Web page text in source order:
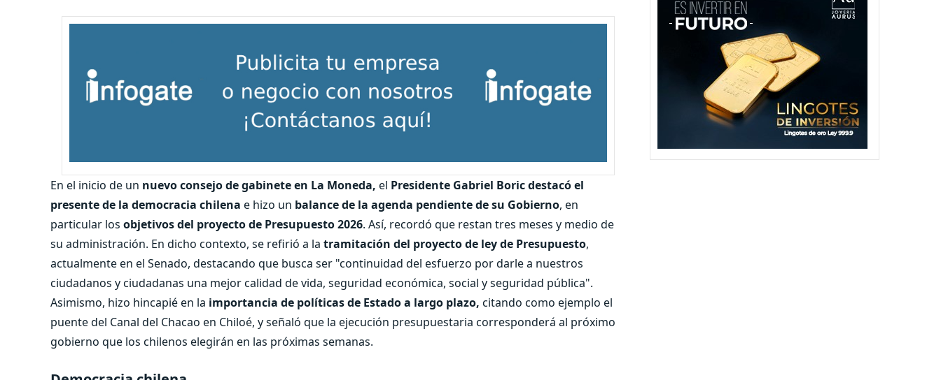
En el inicio de un nuevo consejo de gabinete en La Moneda, el Presidente Gabriel Boric destacó el
presente de la democracia chilena e hizo un balance de la agenda pendiente de su Gobierno, en
particular los objetivos del proyecto de Presupuesto 2026. Así, recordó que restan tres meses y medio de
su administración. En dicho contexto, se refirió a la tramitación del proyecto de ley de Presupuesto,
actualmente en el Senado, destacando que busca ser "continuidad del esfuerzo por darle a nuestros
ciudadanos y ciudadanas una mejor calidad de vida, seguridad económica, social y seguridad pública".
Asimismo, hizo hincapié en la importancia de políticas de Estado a largo plazo, citando como ejemplo el
puente del Canal del Chacao en Chiloé, y señaló que la ejecución presupuestaria corresponderá al próximo
gobierno que los chilenos elegirán en las próximas semanas.